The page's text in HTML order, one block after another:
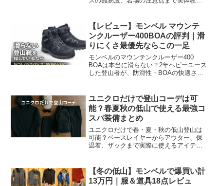
ら分かりやすく解説します。
【レビュー】モンベル マウンテ
ンクルーザー400BOAの評判｜滑
りにくさ最優先ならこの一足
モンベルのマウンテンクルーザー400
BOAは本当に滑らない？2年ヘビーユース
した登山者が、防滑性・BOAの快適さ・
ユニクロだけで登山コーデは可
能？春夏秋の低山で使える最強コ
スパ装備まとめ
ユニクロだけで春・夏・秋の低山登山は
可能？ベースレイヤーからアウター、保
温着、ザックまで実際に使えるアイテム
えるコーデを紹介。靴と靴下だけは専門
店推奨。
【冬の低山】モンベルで爆買い計
13万円｜服＆道具18点レビュ